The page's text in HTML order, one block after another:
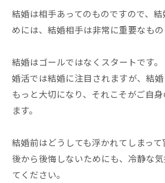
結婚は相手あってのものですので、
めには、結婚相手は非常に重要なもの
結婚はゴールではなくスタートです。
婚活では結婚に注目されますが、結
もっと大切になり、それこそがご自
ます。
結婚前はどうしても浮かれてしまって
後から後悔しないためにも、冷静な
てください。